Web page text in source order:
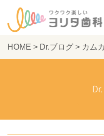
HOME > Dr.ブログ > カムカ